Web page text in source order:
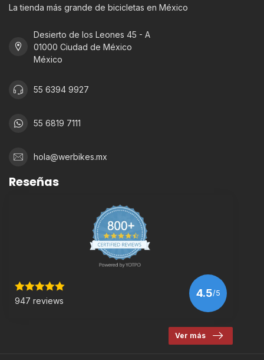
La tienda más grande de bicicletas en México
Desierto de los Leones 45 - A
01000 Ciudad de México
México
55 6394 9927
55 6819 7111
hola@werbikes.mx
Reseñas
947 reviews
4.5/5
Ver más